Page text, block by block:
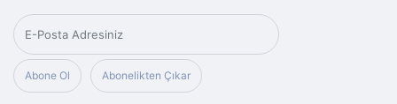
Abone Ol Abonelikten Çıkar